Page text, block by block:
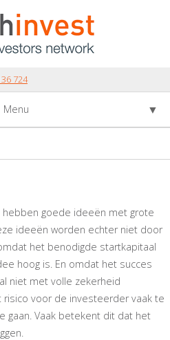
724
Menu ▼
▼
goede ideeën met grote
ideeën worden echter niet door
het benodigde startkapitaal
hoog is. En omdat het succes
niet met volle zekerheid
voor de investeerder vaak te
gaan. Vaak betekent dit dat het